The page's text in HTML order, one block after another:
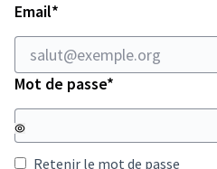
Email*
Mot de passe*
Retenir le mot de passe